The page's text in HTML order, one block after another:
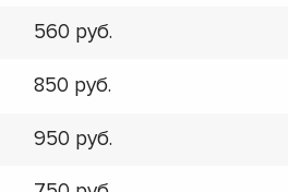
560
850
950